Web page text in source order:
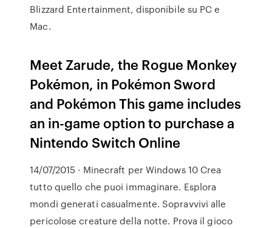
Blizzard Entertainment, disponibile su PC e
Mac.
Meet Zarude, the Rogue Monkey
Pokémon, in Pokémon Sword
and Pokémon This game includes
an in-game option to purchase a
Nintendo Switch Online
14/07/2015 · Minecraft per Windows 10 Crea
tutto quello che puoi immaginare. Esplora
mondi generati casualmente. Sopravvivi alle
pericolose creature della notte. Prova il gioco